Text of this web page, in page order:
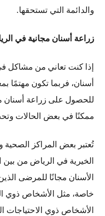
والدائمة التي تستحقها.
زراعة أسنان مجانية في
إذا كنت تعاني من مشاكل
أسنان، فربما تكون مهتمًا
للحصول على زراعة أسنان
ممكنًا في بعض الحالات
تُعتبر بعض المراكز
الخيرية في الرياض من بين
الأسنان مجانًا للمرضى
خاصة، مثل الأشخاص ذوي
الأشخاص ذوي الاحتياجات